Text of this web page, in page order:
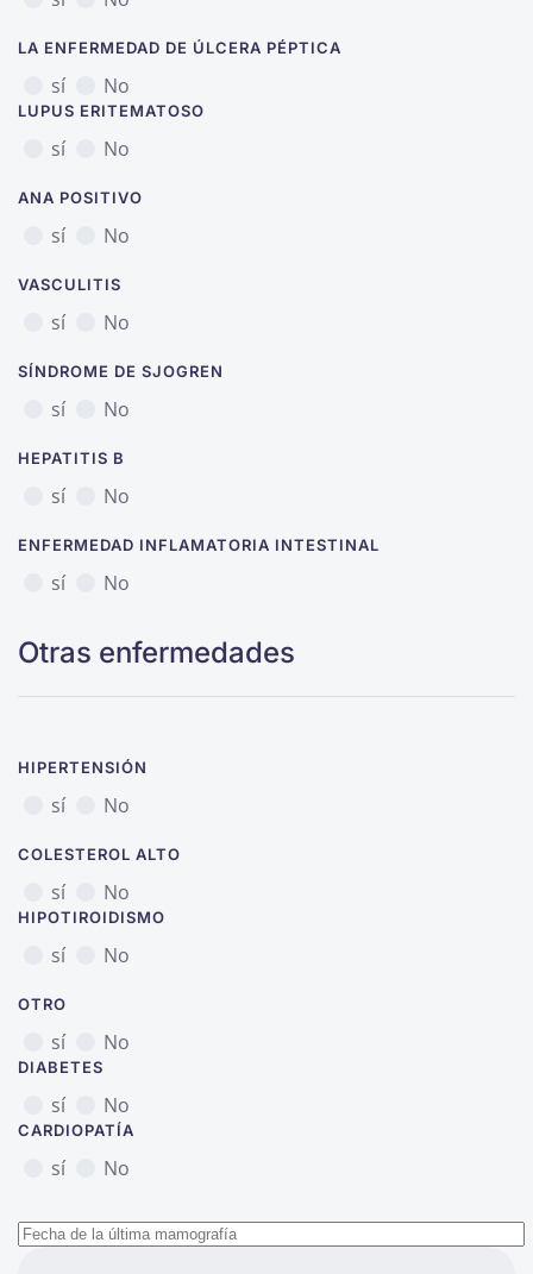
LA ENFERMEDAD DE ÚLCERA PÉPTICA
sí No
LUPUS ERITEMATOSO
sí No
ANA POSITIVO
sí No
VASCULITIS
sí No
SÍNDROME DE SJOGREN
sí No
HEPATITIS B
sí No
ENFERMEDAD INFLAMATORIA INTESTINAL
sí No
Otras enfermedades
HIPERTENSIÓN
sí No
COLESTEROL ALTO
sí No
HIPOTIROIDISMO
sí No
OTRO
sí No
DIABETES
sí No
CARDIOPATÍA
sí No